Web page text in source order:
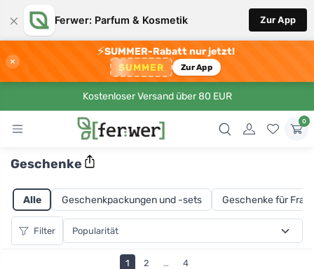
× Ferwer: Parfum & Kosmetik Zur App
×
⚡SUMMER-Rabatt nur jetzt!
SUMMER Zur App
Kostenloser Versand über 80 EUR
0
Geschenke
Alle Geschenkpackungen und -sets Geschenke für
Filter
1 2 … 4